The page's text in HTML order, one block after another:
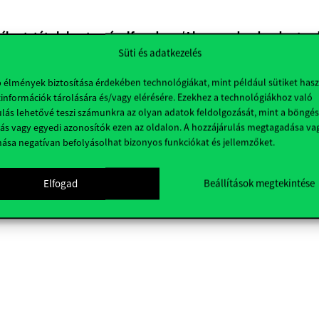
Süti és adatkezelés
élmények biztosítása érdekében technológiákat, mint például sütiket
tárolására és/vagy elérésére. Ezekhez a technológiákhoz való
lehetővé teszi számunkra az olyan adatok feldolgozását, mint a
vagy egyedi azonosítók ezen az oldalon. A hozzájárulás megtagadása
negatívan befolyásolhat bizonyos funkciókat és jellemzőket.
Elfogad Beállítások megtekintése
elolvastam és elfogadom. / I have read and
a Thank a teacher reklám kampányban az üzenetem
being displayed in the Thank a Teacher advertising
a Thank a Teacher reklámkampány és/vagy kapcsolódó
érdekében megadom az email címemet. / I agree to be
campaign and/or related research is launched.